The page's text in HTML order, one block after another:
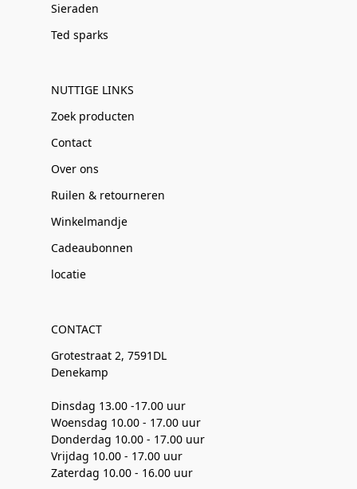
Sieraden
Ted sparks
NUTTIGE LINKS
Zoek producten
Contact
Over ons
Ruilen & retourneren
Winkelmandje
Cadeaubonnen
locatie
CONTACT
Grotestraat 2, 7591DL
Denekamp
Dinsdag 13.00 -17.00 uur
Woensdag 10.00 - 17.00 uur
Donderdag 10.00 - 17.00 uur
Vrijdag 10.00 - 17.00 uur
Zaterdag 10.00 - 16.00 uur